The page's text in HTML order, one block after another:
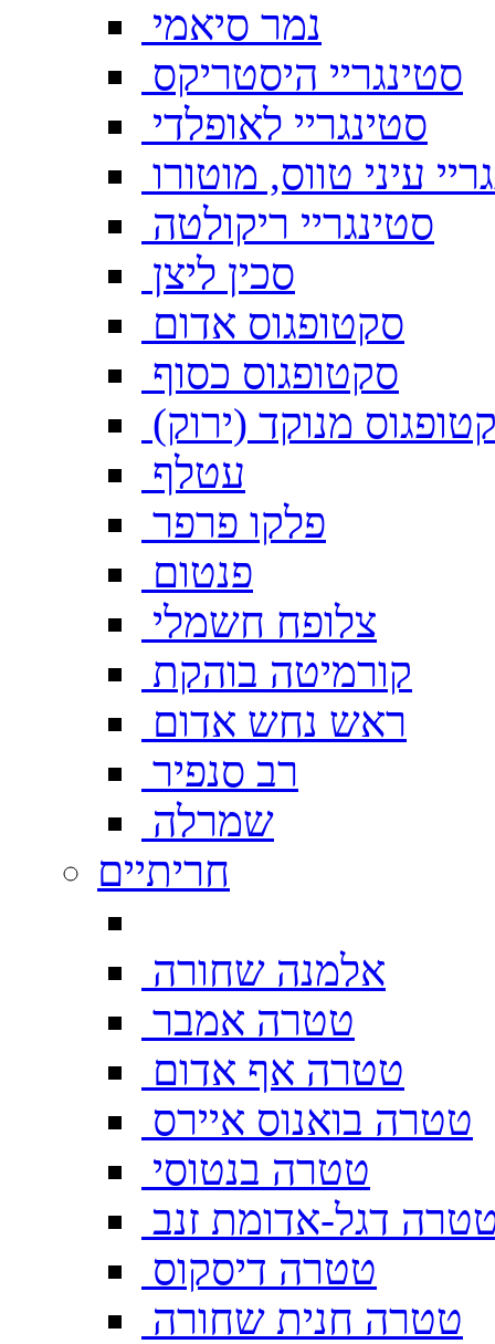
נמר סיאמי
סטינגריי היסטריקס
סטינגריי לאופלדי
עיני טווס, מוטורו
סטינגריי ריקולטה
סכין ליצן
סקטופגוס אדום
סקטופגוס כסוף
מנוקד (ירוק)
עטלף
פלקו פרפר
פנטום
צלופח חשמלי
קורמיטה בוהקת
ראש נחש אדום
רב סנפיר
שמרלה
חריתיים
אלמנה שחורה
טטרה אמבר
טטרה אף אדום
טטרה בואנוס איירס
טטרה בנטוסי
דגל-אדומת זנב
טטרה דיסקוס
טטרה חנית שחורה